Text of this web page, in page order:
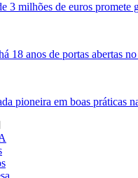
3 milhões de euros promete
18 anos de portas abertas
pioneira em boas práticas